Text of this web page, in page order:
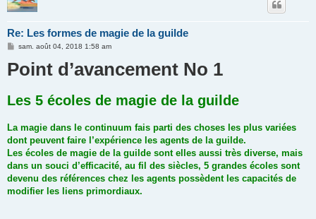
Re: Les formes de magie de la guilde
M
s
s
e
sam. août 04, 2018 1:58 am
Point d’avancement No 1
Les 5 écoles de magie de la guilde
La magie dans le continuum fais parti des choses les plus variées
dont peuvent faire l’expérience les agents de la guilde.
Les écoles de magie de la guilde sont elles aussi très diverse, mais
dans un souci d’efficacité, au fil des siècles, 5 grandes écoles sont
devenu des références chez les agents possèdent les capacités de
modifier les liens primordiaux.